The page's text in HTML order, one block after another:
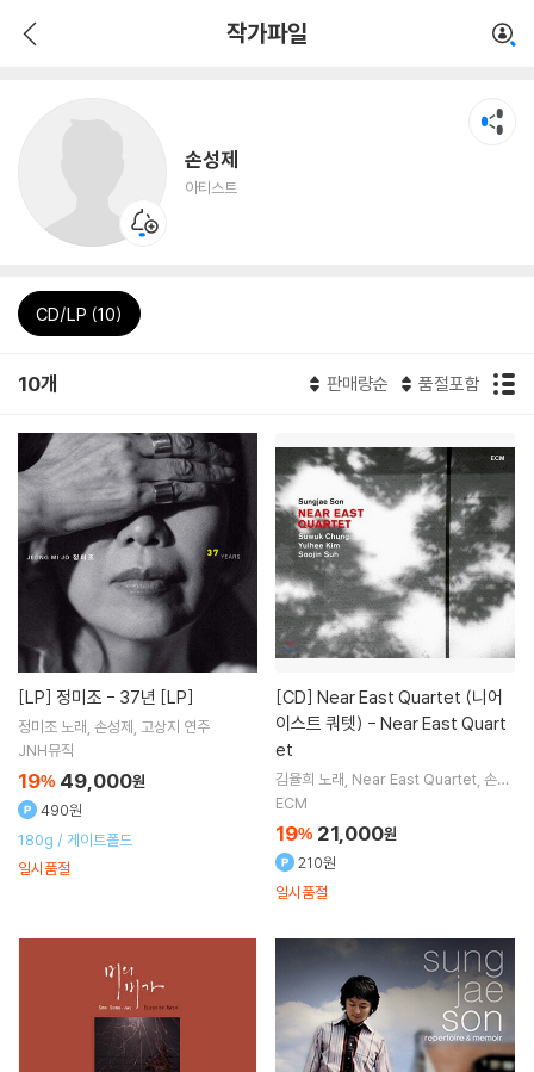
작가파일
손성제
아티스트
CD/LP (10)
10개 판매량순 품절포함
[LP] 정미조 - 37년 [LP]
정미조 노래 손성제 고상지 연주
JNH뮤직
19% 49,000원
490원
180g / 게이트폴드
일시품절
[CD] Near East Quartet (니어
이스트 쿼텟) - Near East Quart
et
김율희 노래 Near East Quartet 손성
제 정수욱
ECM
19% 21,000원
210원
일시품절